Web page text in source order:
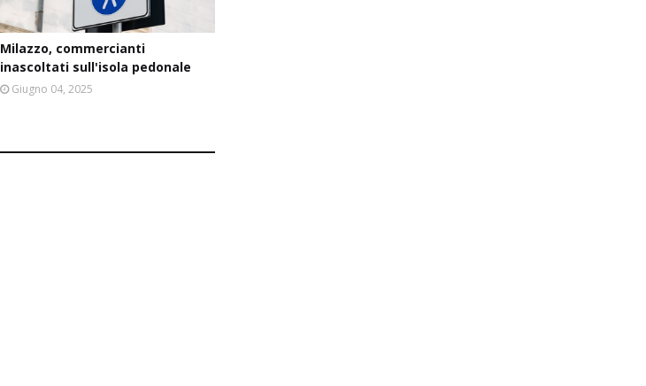
Milazzo, commercianti
inascoltati sull'isola pedonale
Giugno 04, 2025